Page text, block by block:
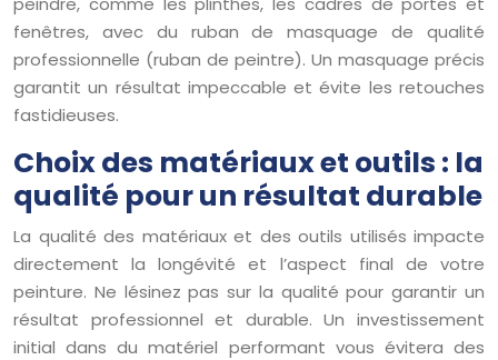
fenêtres, avec du ruban de masquage de qualité
professionnelle (ruban de peintre). Un masquage précis
garantit un résultat impeccable et évite les retouches
fastidieuses.
Choix des matériaux et outils : la
qualité pour un résultat durable
La qualité des matériaux et des outils utilisés impacte
directement la longévité et l’aspect final de votre
peinture. Ne lésinez pas sur la qualité pour garantir un
résultat professionnel et durable. Un investissement
initial dans du matériel performant vous évitera des